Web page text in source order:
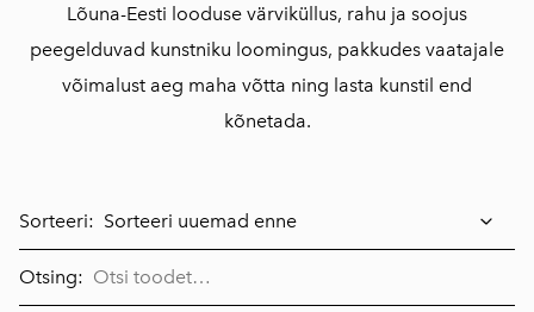
Lõuna-Eesti looduse värviküllus, rahu ja soojus
peegelduvad kunstniku loomingus, pakkudes vaatajale
võimalust aeg maha võtta ning lasta kunstil end
kõnetada.
Sorteeri:
Otsing: